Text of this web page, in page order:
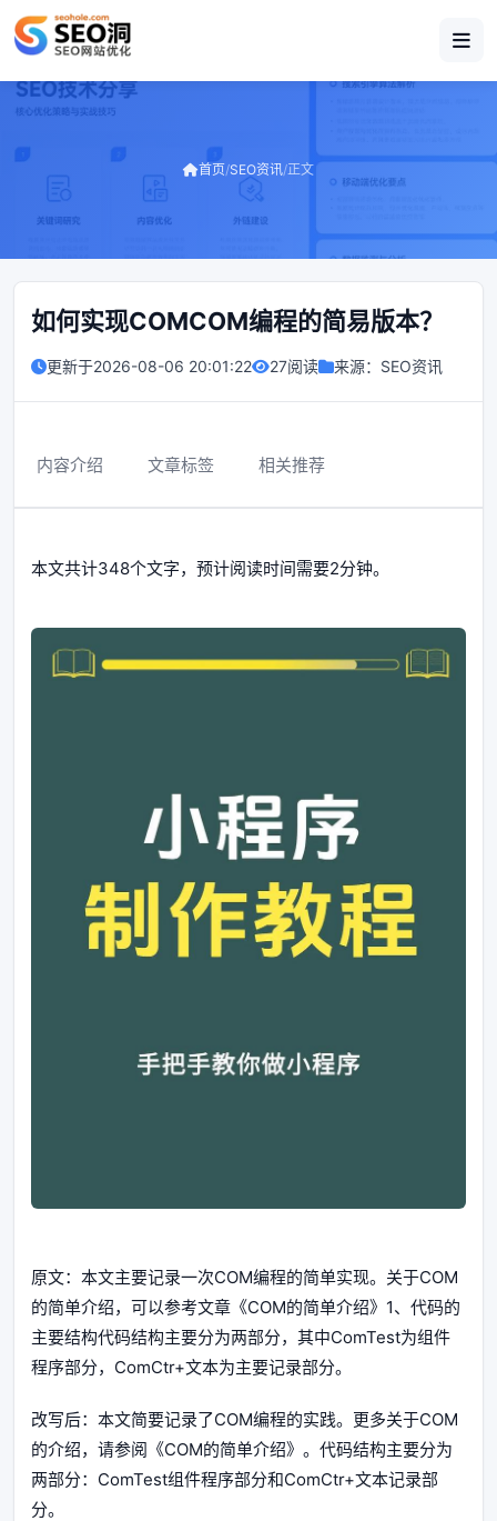
首页/SEO资讯/正文
如何实现COMCOM编程的简易版本？
更新于2026-08-06 20:01:22 27阅读 来源： SEO资讯
内容介绍 文章标签 相关推荐
本文共计348个文字，预计阅读时间需要2分钟。
原文：本文主要记录一次COM编程的简单实现。关于COM
的简单介绍，可以参考文章《COM的简单介绍》1、代码的
主要结构代码结构主要分为两部分，其中ComTest为组件
程序部分，ComCtr+文本为主要记录部分。
改写后：本文简要记录了COM编程的实践。更多关于COM
的介绍，请参阅《COM的简单介绍》。代码结构主要分为
两部分：ComTest组件程序部分和ComCtr+文本记录部
分。